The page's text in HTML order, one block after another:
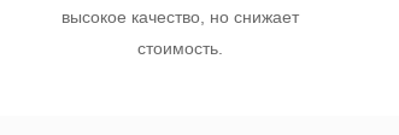
высокое качество, но снижает
стоимость.